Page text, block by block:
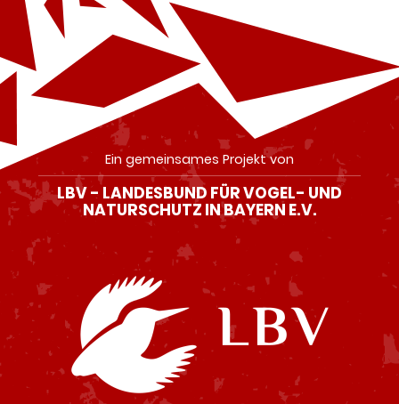
Ein gemeinsames Projekt von
LBV - LANDESBUND FÜR VOGEL- UND
NATURSCHUTZ IN BAYERN E.V.